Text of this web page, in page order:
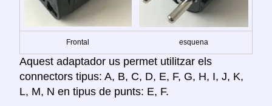
Frontal esquena
Aquest adaptador us permet utilitzar els
connectors tipus: A, B, C, D, E, F, G, H, I, J, K,
L, M, N en tipus de punts: E, F.